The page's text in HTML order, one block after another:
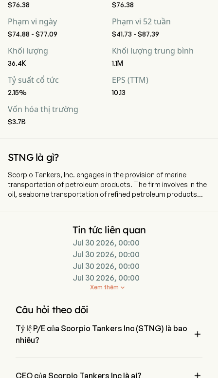
$76.38 $76.38
Phạm vi ngày
$74.88 - $77.09
Phạm vi 52 tuần
$41.73 - $87.39
Khối lượng
36.4K
Khối lượng trung bình
1.1M
Tỷ suất cổ tức
2.15%
EPS (TTM)
10.13
Vốn hóa thị trường
$3.7B
STNG là gì?
Scorpio Tankers, Inc. engages in the provision of marine
transportation of petroleum products. The firm involves in the
oil, seaborne transportation of refined petroleum products
Range 2 (LR2)/Aframax. The company consists of 113 wholly
owned, finance leased or bareboat chartered-in tankers (39
LR2, 60 MR and 14 Handymax). The segments represent a
different type of vessel being around 110 with which it operates
with the smaller and bigger type of ships that include
Handymax, MR, LR1 and LR2 under its own ownership as well as
finance, leased or chartered in.
Tin tức liên quan
Jul 30 2026, 00:00
Jul 30 2026, 00:00
Jul 30 2026, 00:00
Jul 30 2026, 00:00

Xem thêm
Câu hỏi theo dõi
Tỷ lệ P/E của Scorpio Tankers Inc (STNG) là bao
nhiêu?

CEO của Scorpio Tankers Inc là ai?